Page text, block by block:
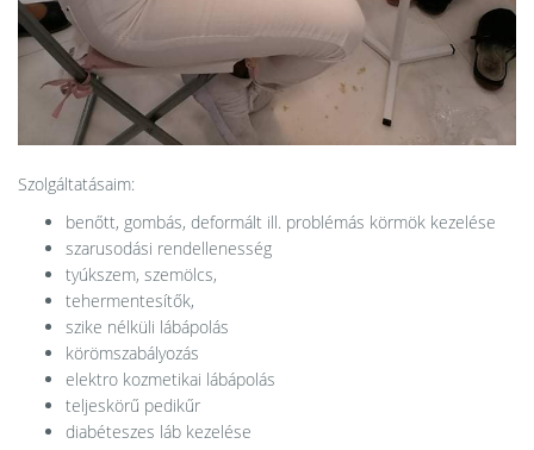
Szolgáltatásaim:
benőtt, gombás, deformált ill. problémás körmök kezelése
szarusodási rendellenesség
tyúkszem, szemölcs,
tehermentesítők,
szike nélküli lábápolás
körömszabályozás
elektro kozmetikai lábápolás
teljeskörű pedikűr
diabéteszes láb kezelése